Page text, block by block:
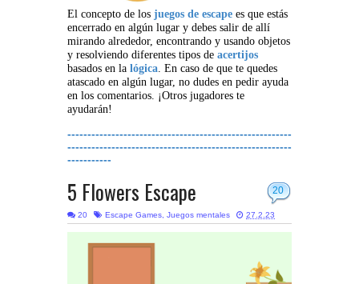
El concepto de los juegos de escape es que estás
encerrado en algún lugar y debes salir de allí
mirando alrededor, encontrando y usando objetos
y resolviendo diferentes tipos de acertijos
basados en la lógica. En caso de que te quedes
atascado en algún lugar, no dudes en pedir ayuda
en los comentarios. ¡Otros jugadores te
ayudarán!
--------------------------------------------------------
--------------------------------------------------------
-----------
20
5 Flowers Escape
20 Escape Games, Juegos mentales 27.2.23